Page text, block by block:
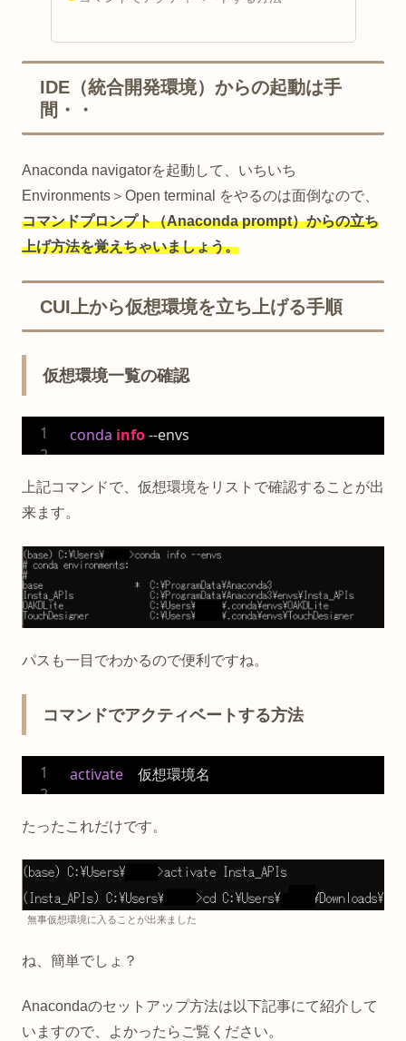
IDE（統合開発環境）からの起動は手
間・・
Anaconda navigatorを起動して、いちいち
Environments＞Open terminal をやるのは面倒なので、
コマンドプロンプト（Anaconda prompt）からの立ち
上げ方法を覚えちゃいましょう。
CUI上から仮想環境を立ち上げる手順
仮想環境一覧の確認
conda info --envs
上記コマンドで、仮想環境をリストで確認することが出
来ます。
パスも一目でわかるので便利ですね。
コマンドでアクティベートする方法
activate 仮想環境名
たったこれだけです。
無事仮想環境に入ることが出来ました
ね、簡単でしょ？
Anacondaのセットアップ方法は以下記事にて紹介して
いますので、よかったらご覧ください。